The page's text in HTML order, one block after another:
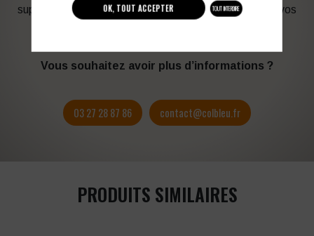
support en fonction des contraintes techniques et de vos
Vous souhaitez avoir plus d’informations ?
03 27 28 87 86 contact@colbleu.fr
PRODUITS SIMILAIRES
OK, TOUT ACCEPTER TOUT INTERDIRE